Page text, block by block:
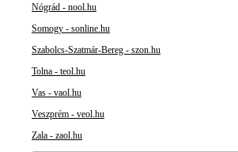
Nógrád - nool.hu
Somogy - sonline.hu
Szabolcs-Szatmár-Bereg - szon.hu
Tolna - teol.hu
Vas - vaol.hu
Veszprém - veol.hu
Zala - zaol.hu